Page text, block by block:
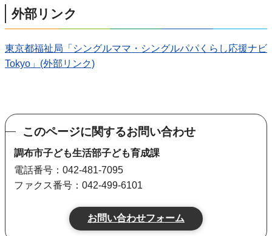
外部リンク
東京都福祉局「シングルママ・シングルパパくらし応援ナビ
Tokyo」(外部リンク)
このページに関するお問い合わせ
調布市子ども生活部子ども育成課
電話番号：042-481-7095
ファクス番号：042-499-6101